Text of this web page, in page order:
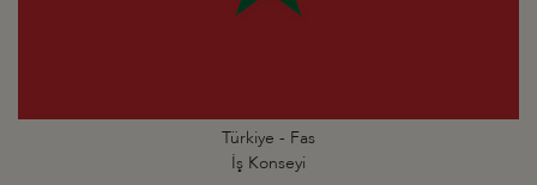
Türkiye - Fas
İş Konseyi